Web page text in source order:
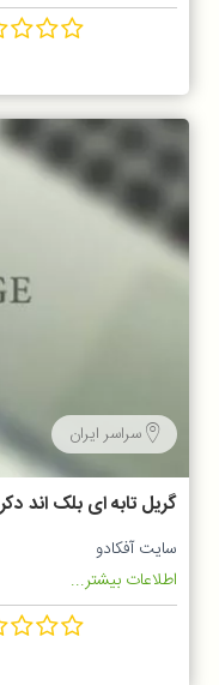
سراسر ایران
گریل تابه ای بلک اند دکر GH1500
سایت آفکادو
اطلاعات بیشتر...